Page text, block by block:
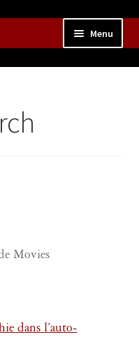
Menu
Movies
dans l’auto-